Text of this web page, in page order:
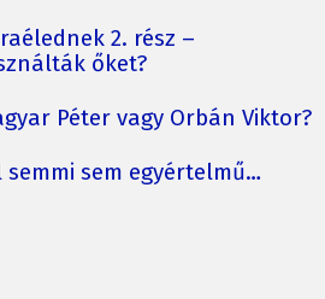
2. rész –
őket?
Péter vagy Orbán Viktor?
sem egyértelmű…